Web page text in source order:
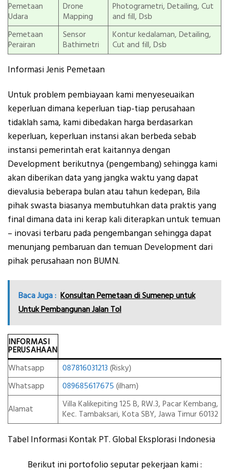
Pemetaan
Udara
Drone
Mapping
Photogrametri, Detailing, Cut
and fill, Dsb
Pemetaan
Perairan
Sensor
Bathimetri
Kontur kedalaman, Detailing,
Cut and fill, Dsb
Informasi Jenis Pemetaan
Untuk problem pembiayaan kami menyeseuaikan
keperluan dimana keperluan tiap-tiap perusahaan
tidaklah sama, kami dibedakan harga berdasarkan
keperluan, keperluan instansi akan berbeda sebab
instansi pemerintah erat kaitannya dengan
Development berikutnya (pengembang) sehingga kami
akan diberikan data yang jangka waktu yang dapat
dievalusia beberapa bulan atau tahun kedepan, Bila
pihak swasta biasanya membutuhkan data praktis yang
final dimana data ini kerap kali diterapkan untuk temuan
– inovasi terbaru pada pengembangan sehingga dapat
menunjang pembaruan dan temuan Development dari
pihak perusahaan non BUMN.
Baca Juga : Konsultan Pemetaan di Sumenep untuk
Untuk Pembangunan Jalan Tol
INFORMASI
PERUSAHAAN
Whatsapp
087816031213 (Risky)
Whatsapp
089685617675 (ilham)
Alamat
Villa Kalikepiting 125 B, RW.3, Pacar Kembang,
Kec. Tambaksari, Kota SBY, Jawa Timur 60132
Tabel Informasi Kontak PT. Global Eksplorasi Indonesia
Berikut ini portofolio seputar pekerjaan kami :